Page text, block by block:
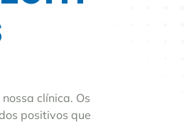
clínica. Os
positivos que